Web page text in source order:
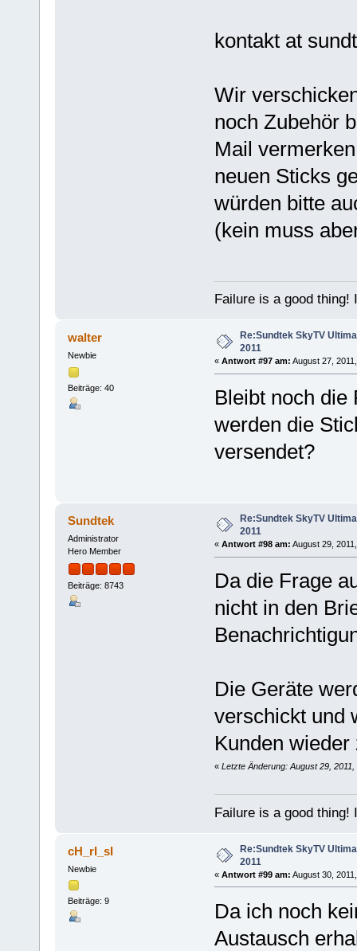
kontakt at
Wir
noch Zubehör
Mail
neuen Sticks
würden bitte
(kein muss
Failure is a good thing!
walter
Newbie
Beiträge: 40
Re:Sundtek SkyTV
2011
« Antwort #97 am: August 27,
Bleibt noch die
werden die
versendet?
Sundtek
Administrator
Hero Member
Beiträge: 8743
Re:Sundtek SkyTV
2011
« Antwort #98 am: August 29,
Da die Frage
nicht in den
Die Geräte
verschickt und
Kunden
« Letzte Änderung: August 29,
Failure is a good thing!
cH_rI_sI
Newbie
Beiträge: 9
Re:Sundtek SkyTV
2011
« Antwort #99 am: August 30,
Da ich noch
Austausch